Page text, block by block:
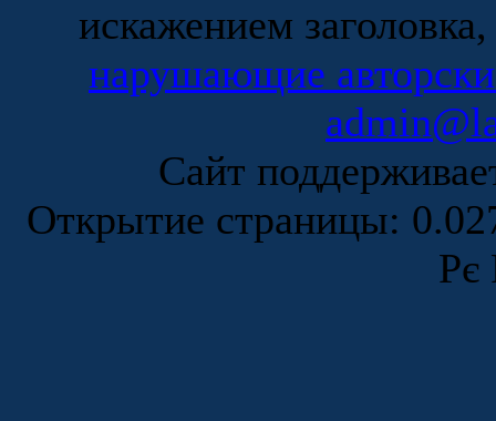
искажением
нарушающие
Сайт
Открытие страницы:
Рє